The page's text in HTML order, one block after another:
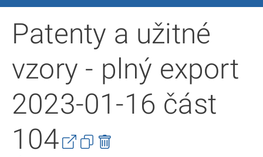
Patenty a užitné
vzory - plný export
2023-01-16 část
104